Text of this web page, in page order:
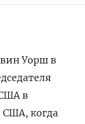
Уорш в
в
когда